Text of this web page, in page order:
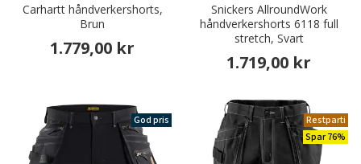
Carhartt håndverkershorts,
Brun
1.779,00 kr
Snickers AllroundWork
håndverkershorts 6118 full
stretch, Svart
1.719,00 kr
God pris
Restparti
Spar 76%